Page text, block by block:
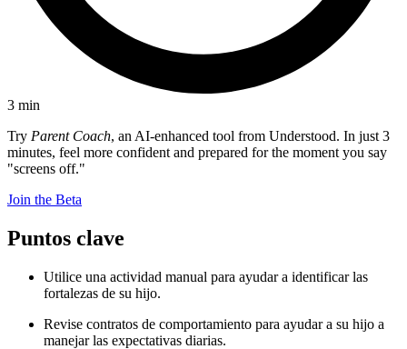
3 min
Try Parent Coach, an AI-enhanced tool from Understood. In just 3
minutes, feel more confident and prepared for the moment you say
"screens off."
Join the Beta
Puntos clave
Utilice una actividad manual para ayudar a identificar las
fortalezas de su hijo.
Revise contratos de comportamiento para ayudar a su hijo a
manejar las expectativas diarias.